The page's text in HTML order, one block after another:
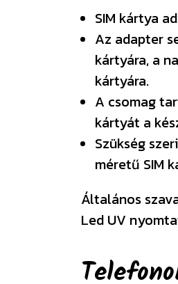
SIM kártya
Az adapter
kártyára, a
kártyára.
A csomag
kártyát a
Szükség
méretű SIM
Általános
Led UV